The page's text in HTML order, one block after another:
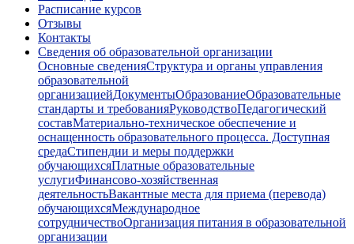
Расписание курсов
Отзывы
Контакты
Сведения об образовательной организации
Основные сведенияСтруктура и органы управления
образовательной
организациейДокументыОбразованиеОбразовательные
стандарты и требованияРуководствоПедагогический
составМатериально-техническое обеспечение и
оснащенность образовательного процесса. Доступная
средаСтипендии и меры поддержки
обучающихсяПлатные образовательные
услугиФинансово-хозяйственная
деятельностьВакантные места для приема (перевода)
обучающихсяМеждународное
сотрудничествоОрганизация питания в образовательной
организации